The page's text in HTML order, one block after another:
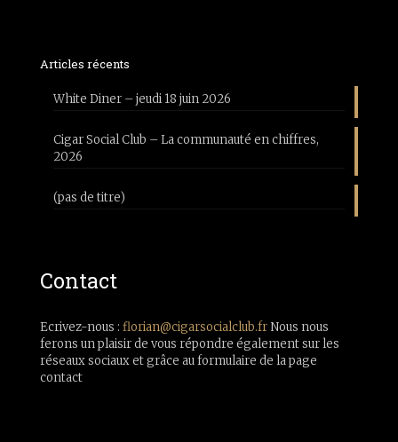
Articles récents
White Diner – jeudi 18 juin 2026
Cigar Social Club – La communauté en chiffres,
2026
(pas de titre)
Contact
Ecrivez-nous : florian@cigarsocialclub.frNous nous
ferons un plaisir de vous répondre également sur les
réseaux sociaux et grâce au formulaire de la page
contact